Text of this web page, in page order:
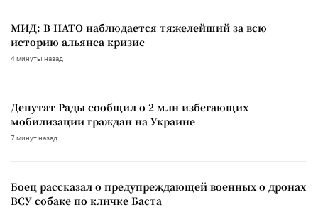
МИД: В НАТО наблюдается тяжелейший за всю
историю альянса кризис
4 минуты назад
Депутат Рады сообщил о 2 млн избегающих
мобилизации граждан на Украине
7 минут назад
Боец рассказал о предупреждающей военных о дронах
ВСУ собаке по кличке Баста